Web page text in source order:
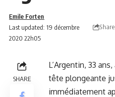
Last updated: 19 décembre
2020 22h05
Emile Forten
Share
SHARE
L’Argentin, 33
tête plongeante
immédiatement